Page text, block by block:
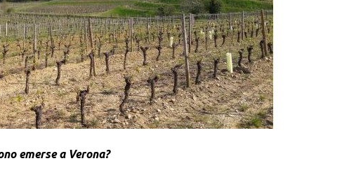
emerse a Verona?